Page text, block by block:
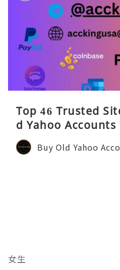
Top 46 Trusted
d Yahoo Accounts
Buy Old Yahoo
女生